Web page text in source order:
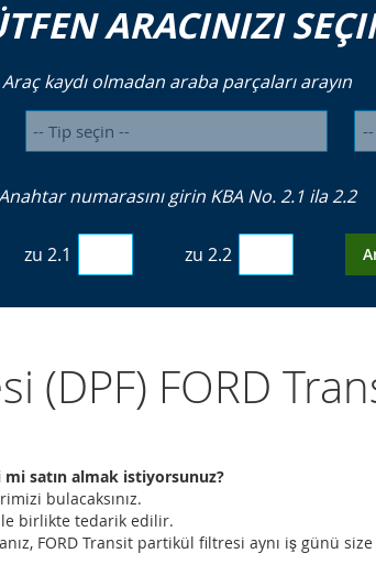
ARACINIZI
Araç kaydı olmadan araba parçaları arayın
numarasını girin KBA No. 2.1 ila 2.2
zu 2.1 zu 2.2
(DPF) FORD
satın almak istiyorsunuz?
bulacaksınız.
birlikte tedarik edilir.
FORD Transit partikül filtresi aynı iş günü